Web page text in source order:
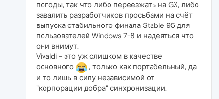
погоды, так что либо переезжать на GX, либо
завалить разработчиков просьбами на счёт
выпуска стабильного финала Stable 95 для
пользователей Windows 7-8 и надеяться что
они внимут.
Vivaldi - это уж слишком в качестве
основного
, только как портабельный, да
и то лишь в силу независимой от
"корпорации добра" синхронизации.